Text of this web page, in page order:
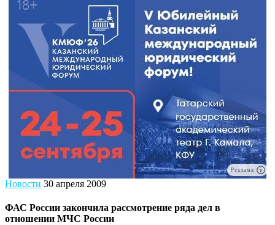
Реклама
Новости 30 апреля 2009
ФАС России закончила рассмотрение ряда дел в
отношении МЧС России